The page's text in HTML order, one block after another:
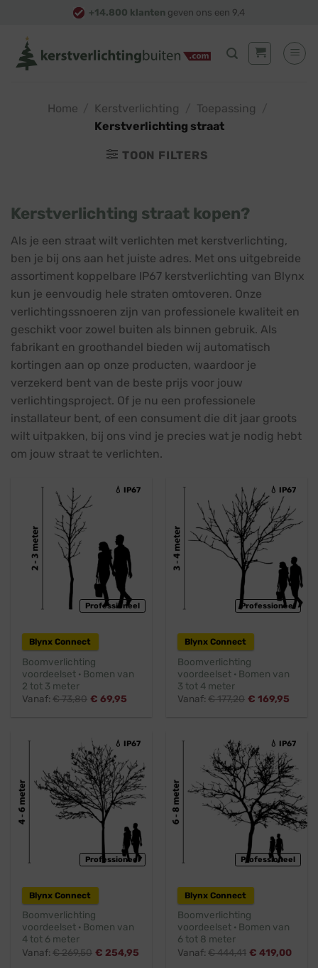
content
+14.800 klanten geven ons een 9,4
Home Kerstverlichting Toepassing
Kerstverlichting straat
TOON FILTERS
Kerstverlichting straat kopen?
Als je een straat wilt verlichten met kerstverlichting,
ben je bij ons aan het juiste adres. Met ons uitgebreide
assortiment koppelbare IP67 kerstverlichting van Blynx
kun je eenvoudig hele straten omtoveren. Onze
verlichtingssnoeren zijn van professionele kwaliteit en
geschikt voor zowel buiten als binnen gebruik. Als
fabrikant en groothandel bieden wij automatisch
kortingen aan op onze producten, waardoor je
verzekerd bent van de beste prijs voor jouw
verlichtingsproject. Of je nu een professionele
installateur bent, of een consument die dit jaar groots
wilt uitpakken, bij ons vind je precies wat je nodig hebt
om jouw straat te verlichten.
💧 IP67
Professioneel
Blynx Connect
Boomverlichting
voordeelset · Bomen van
2 tot 3 meter
Vanaf:€73,80 € 69,95
💧 IP67
Professioneel
Blynx Connect
Boomverlichting
voordeelset · Bomen van
3 tot 4 meter
Vanaf:€177,20 € 169,95
💧 IP67
Professioneel
Blynx Connect
Boomverlichting
voordeelset · Bomen van
4 tot 6 meter
Vanaf:€269,50 € 254,95
💧 IP67
Professioneel
Blynx Connect
Boomverlichting
voordeelset · Bomen van
6 tot 8 meter
Vanaf:€444,41 € 419,00